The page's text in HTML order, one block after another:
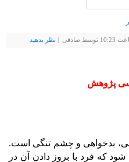
نظر بدهيد
پژوهش
بدخواهی و چشم تنگی است.
که فرد با بروز دادن آن در